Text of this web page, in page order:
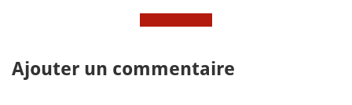
Ajouter un commentaire